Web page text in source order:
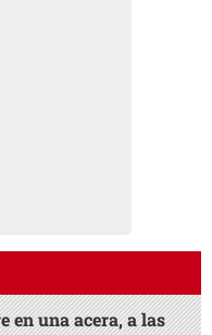
en una acera, a las